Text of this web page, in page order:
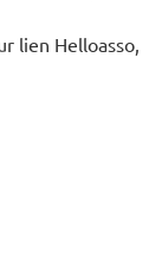
lien Helloasso,